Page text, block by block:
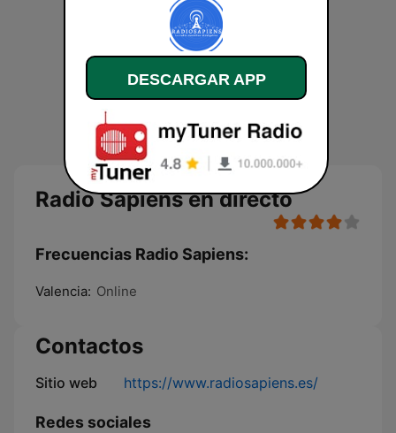
Radio Sapiens en directo
Frecuencias Radio Sapiens:
Valencia: Online
Contactos
Sitio web https://www.radiosapiens.es/
Redes sociales
DESCARGAR APP